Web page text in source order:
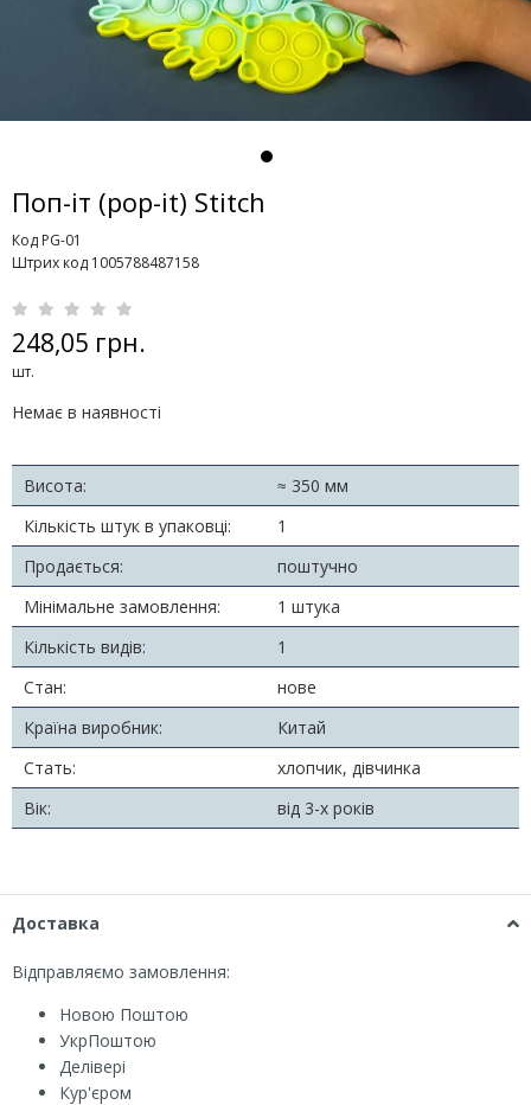
Поп-іт (pop-it) Stitch
Код РG-01
Штрих код 1005788487158
248,05 грн.
шт.
Немає в наявності
Висота:
≈ 350 мм
Кількість штук в упаковці:
1
Продається:
поштучно
Мінімальне замовлення:
1 штука
Кількість видів:
1
Стан:
нове
Країна виробник:
Китай
Стать:
хлопчик, дівчинка
Вік:
від 3-х років
Доставка
Відправляємо замовлення:
Новою Поштою
УкрПоштою
Делівері
Кур'єром